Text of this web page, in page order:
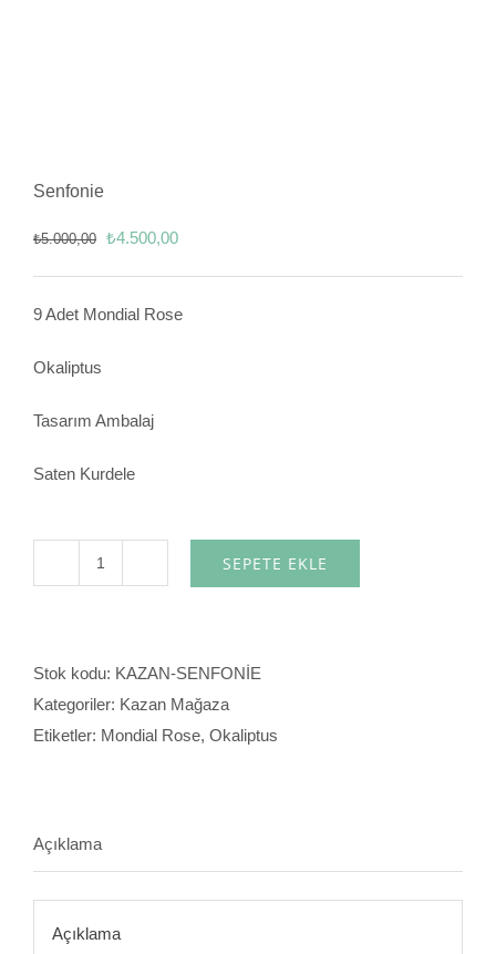
Senfonie
₺5.000,00 Orijinal
₺4.500,00Şu
9 Adet Mondial Rose
Okaliptus
Tasarım Ambalaj
Saten Kurdele
SEPETE EKLE
Stok kodu: KAZAN-SENFONİE
Kategoriler: Kazan Mağaza
Etiketler: Mondial Rose, Okaliptus
Açıklama
Açıklama